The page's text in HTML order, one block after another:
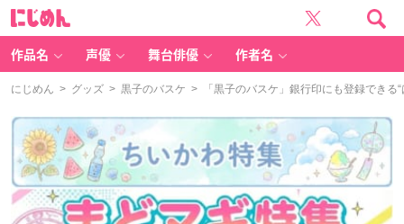
作品名 声優 舞台俳優 作者名
にじめん > グッズ > 黒子のバスケ > 「黒子のバスケ」銀行印にも登録できる